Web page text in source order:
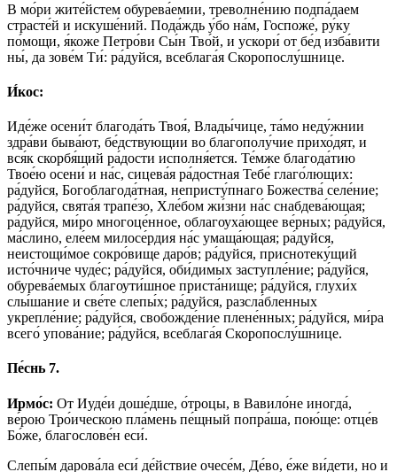
В мо́ри жите́йстем обурева́емии, треволне́нию подпа́даем
страсте́й и искуше́ний. Пода́ждь у́бо на́м, Госпоже́, ру́ку
по́мощи, я́коже Петро́ви Сы́н Тво́й, и ускори́ от бе́д изба́вити
ны́, да зове́м Ти́: ра́дуйся, всеблага́я Скоропослу́шнице.
И́кос:
Иде́же осени́т благода́ть Твоя́, Влады́чице, та́мо неду́жнии
здра́ви быва́ют, бе́дствующии во благополу́чие прихо́дят, и
вся́к скорбя́щий ра́дости исполня́ется. Те́мже благода́тию
Твое́ю осени́ и на́с, сицева́я ра́достная Тебе́ глаго́лющих:
ра́дуйся, Богоблагода́тная, непристу́пнаго Божества́ селе́ние;
ра́дуйся, свята́я трапе́зо, Хле́бом жи́зни на́с снабдева́ющая;
ра́дуйся, ми́ро многоце́нное, облагоуха́ющее ве́рных; ра́дуйся,
ма́слино, еле́ем милосе́рдия на́с умаща́ющая; ра́дуйся,
неистощи́мое сокро́вище даро́в; ра́дуйся, приснотеку́щий
исто́чниче чуде́с; ра́дуйся, оби́димых заступле́ние; ра́дуйся,
обурева́емых благоути́шное приста́нище; ра́дуйся, глухи́х
слы́шание и све́те слепы́х; ра́дуйся, разсла́бленных
укрепле́ние; ра́дуйся, свобожде́ние плене́нных; ра́дуйся, ми́ра
всего́ упова́ние; ра́дуйся, всеблага́я Скоропослу́шнице.
Пе́снь 7.
Ирмо́с: От Иуде́и доше́дше, о́троцы, в Вавило́не иногда́,
ве́рою Тро́ическою пла́мень пе́щный попра́ша, пою́ще: отце́в
Бо́же, благослове́н еси́.
Слепы́м дарова́ла еси́ де́йствие очесе́м, Де́во, е́же ви́дети, но и